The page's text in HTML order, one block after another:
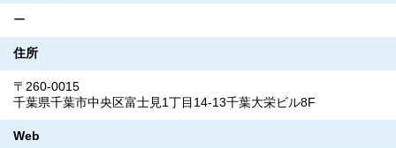
ー
住所
〒260-0015
千葉県千葉市中央区富士見1丁目14-13千葉大栄ビル8F
Web